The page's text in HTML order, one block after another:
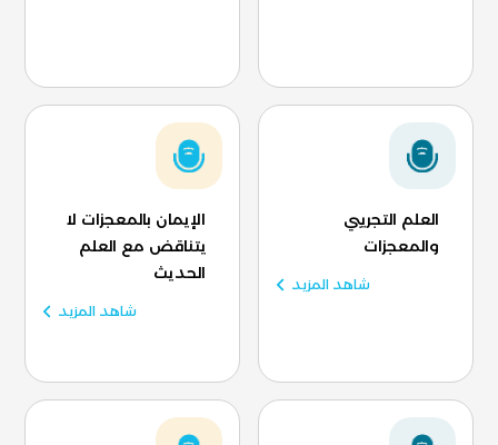
العلم التجريبي
والمعجزات
شاهد المزيد
الإيمان بالمعجزات لا
يتناقض مع العلم
الحديث
شاهد المزيد